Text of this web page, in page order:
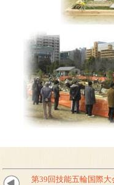
第39回技能五輪国際